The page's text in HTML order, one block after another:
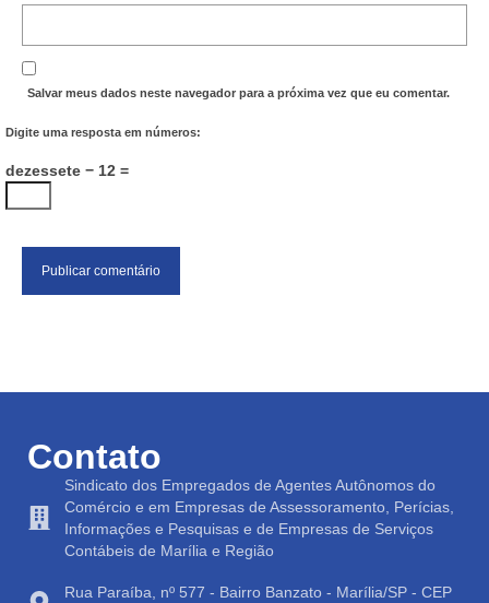
Salvar meus dados neste navegador para a próxima vez que eu comentar.
Digite uma resposta em números:
dezessete − 12 =
Contato
Sindicato dos Empregados de Agentes Autônomos do
Comércio e em Empresas de Assessoramento, Perícias,
Informações e Pesquisas e de Empresas de Serviços
Contábeis de Marília e Região
Rua Paraíba, nº 577 - Bairro Banzato - Marília/SP - CEP